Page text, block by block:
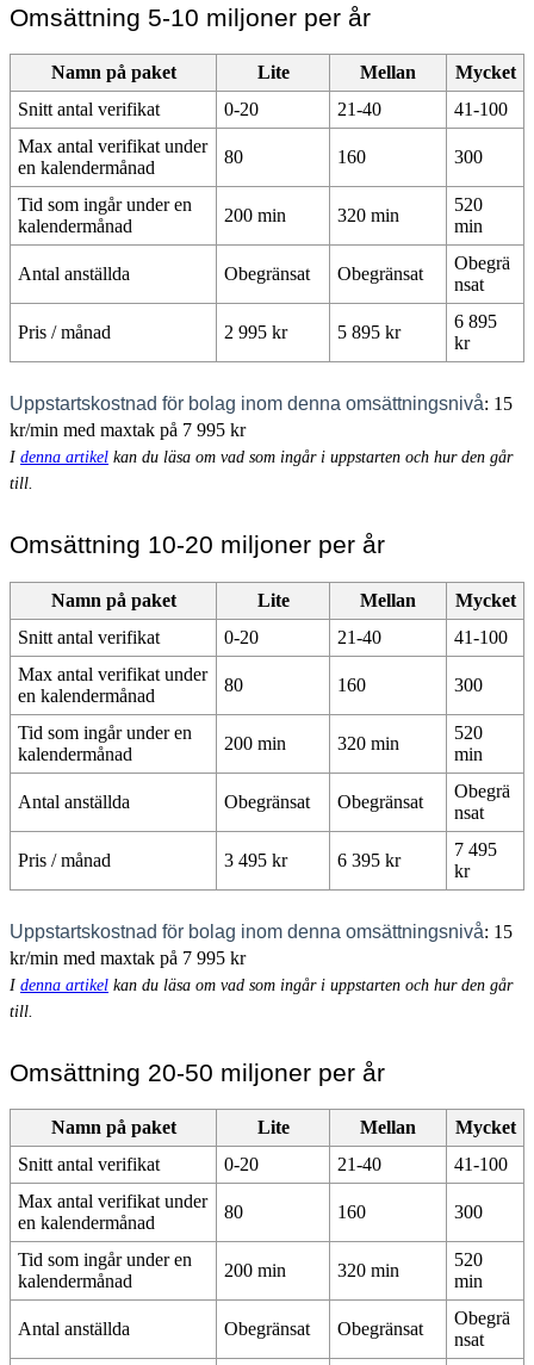
Omsättning 5-10 miljoner per år
Namn på paket Lite Mellan
Mycket
Snitt antal verifikat
0-20 21-40
41-100
Max antal verifikat under
en kalendermånad
80 160 300
Tid som ingår under en
kalendermånad
200 min 320 min
520
min
Antal anställda Obegränsat Obegränsat
Obegrä
nsat
Pris / månad 2 995 kr 5 895 kr
6 895
kr
Uppstartskostnad för bolag inom denna omsättningsnivå: 15
kr/min med maxtak på 7 995 kr
I denna artikel kan du läsa om vad som ingår i uppstarten och hur den går
till.
Omsättning 10-20 miljoner per år
Namn på paket Lite Mellan
Mycket
Snitt antal verifikat
0-20 21-40
41-100
Max antal verifikat under
en kalendermånad
80 160 300
Tid som ingår under en
kalendermånad
200 min 320 min
520
min
Antal anställda Obegränsat Obegränsat
Obegrä
nsat
Pris / månad 3 495 kr 6 395 kr
7 495
kr
Uppstartskostnad för bolag inom denna omsättningsnivå: 15
kr/min med maxtak på 7 995 kr
I denna artikel kan du läsa om vad som ingår i uppstarten och hur den går
till.
Omsättning 20-50 miljoner per år
Namn på paket Lite Mellan
Mycket
Snitt antal verifikat
0-20 21-40
41-100
Max antal verifikat under
en kalendermånad
80 160 300
Tid som ingår under en
kalendermånad
200 min 320 min
520
min
Antal anställda Obegränsat Obegränsat
Obegrä
nsat